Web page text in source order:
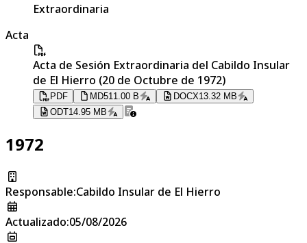
Extraordinaria
Acta
Acta de Sesión Extraordinaria del Cabildo Insular
de El Hierro (20 de Octubre de 1972)
PDF MD511.00 B DOCX13.32 MB
ODT14.95 MB
1972
Responsable:Cabildo Insular de El Hierro
Actualizado:05/08/2026